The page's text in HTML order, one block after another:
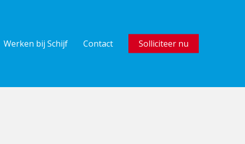
Werken bij Schijf Contact Solliciteer nu